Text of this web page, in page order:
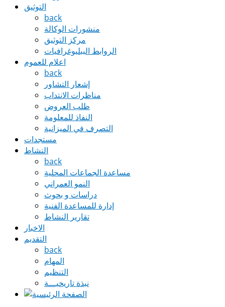
التوثيق
back
منشورات الوكالة
مركز التوثيق
الروابط الببليوغرافيات
اعلام للعموم
back
إشعار التشاور
مناظرات الانتداب
طلب العروض
النفاذ للمعلومة
التصرف في الميزانية
مستجدات
النشاط
back
مساعدة الجماعات المحلية
النمو العمراني
دراسات و بحوث
إدارة للمساعدة الفنية
تقارير النشاط
الاخبار
التقديم
back
المهام
التنظيم
نبذة تاريخيـــة